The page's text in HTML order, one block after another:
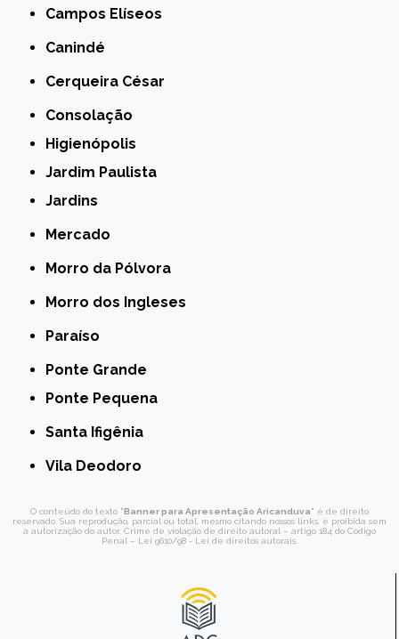
Campos Elíseos
Canindé
Cerqueira César
Consolação
Higienópolis
Jardim Paulista
Jardins
Mercado
Morro da Pólvora
Morro dos Ingleses
Paraíso
Ponte Grande
Ponte Pequena
Santa Ifigênia
Vila Deodoro
O conteúdo do texto "Banner para Apresentação Aricanduva" é de direito
reservado. Sua reprodução, parcial ou total, mesmo citando nossos links, é proibida sem
a autorização do autor. Crime de violação de direito autoral – artigo 184 do Código
Penal – Lei 9610/98 - Lei de direitos autorais